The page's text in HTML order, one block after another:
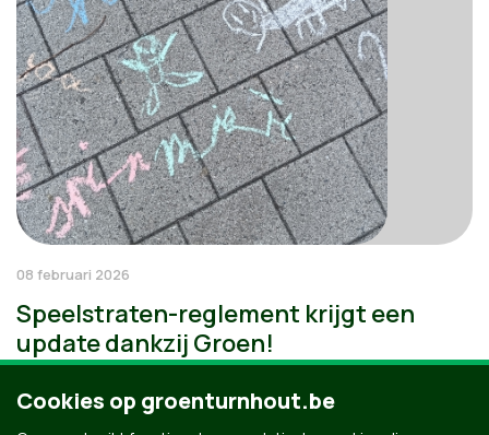
08 februari 2026
Speelstraten-reglement krijgt een
update dankzij Groen!
Cookies op groenturnhout.be